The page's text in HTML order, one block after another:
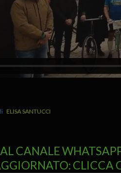
ELISA SANTUCCI
CANALE
CLICCA